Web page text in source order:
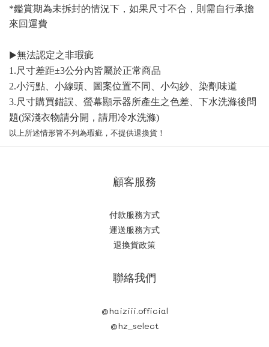
*鑑賞期為未拆封的情況下，如果尺寸不合，則需自行承擔
來回運費
▶無法認定之非瑕疵
1.尺寸差距±3公分內皆屬於正常商品
2.小污點、小線頭、圖案位置不同、小勾紗、染劑味道
3.尺寸購買錯誤、螢幕顯示器所產生之色差、下水洗滌後問
題(深淺衣物請分開，請用冷水洗滌)
以上所述情形皆不列為瑕疵，不提供退換貨！
顧客服務
付款服務方式
運送服務方式
退換貨政策
聯絡我們
@haiziii.official
@hz_select